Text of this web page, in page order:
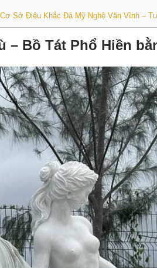
Sở Điêu Khắc Đá Mỹ Nghệ Văn Vĩnh –
– Bồ Tát Phổ Hiền